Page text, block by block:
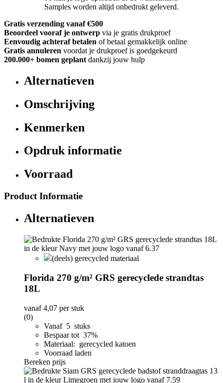
Samples worden altijd onbedrukt geleverd.
Gratis verzending vanaf €500
Beoordeel vooraf je ontwerp via je gratis drukproef
Eenvoudig achteraf betalen of betaal gemakkelijk online
Gratis annuleren voordat je drukproef is goedgekeurd
200.000+ bomen geplant dankzij jouw hulp
Alternatieven
Omschrijving
Kenmerken
Opdruk informatie
Voorraad
Product Informatie
Alternatieven
(deels) gerecycled materiaal
Florida 270 g/m² GRS gerecyclede strandtas
18L
vanaf4,07 per stuk
(0)
Vanaf 5 stuks
Bespaar tot 37%
Materiaal: gerecycled katoen
Voorraad laden
Bereken prijs